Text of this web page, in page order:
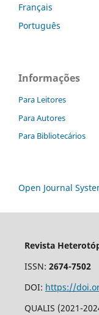
Français
Português
Informações
Para Leitores
Para Autores
Para Bibliotecários
Open Journal
Revista
ISSN: 2674-7502
DOI: https://
QUALIS (2021-